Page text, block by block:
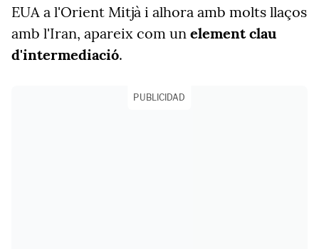
EUA a l'Orient Mitjà i alhora amb molts llaços
amb l'Iran, apareix com un element clau
d'intermediació.
PUBLICIDAD